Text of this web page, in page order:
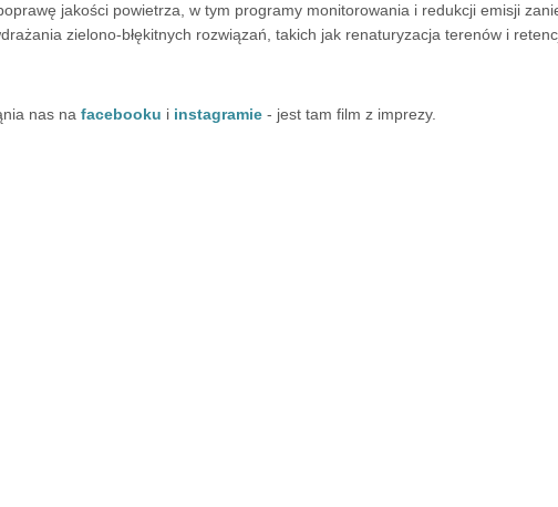
jakości powietrza, w tym programy monitorowania i redukcji emisji
zielono-błękitnych rozwiązań, takich jak renaturyzacja terenów i
nas na facebooku i instagramie - jest tam film z imprezy.